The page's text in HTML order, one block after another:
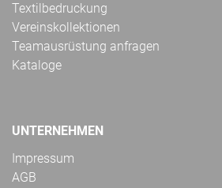
Textilbedruckung
Vereinskollektionen
Teamausrüstung anfragen
Kataloge
UNTERNEHMEN
Impressum
AGB